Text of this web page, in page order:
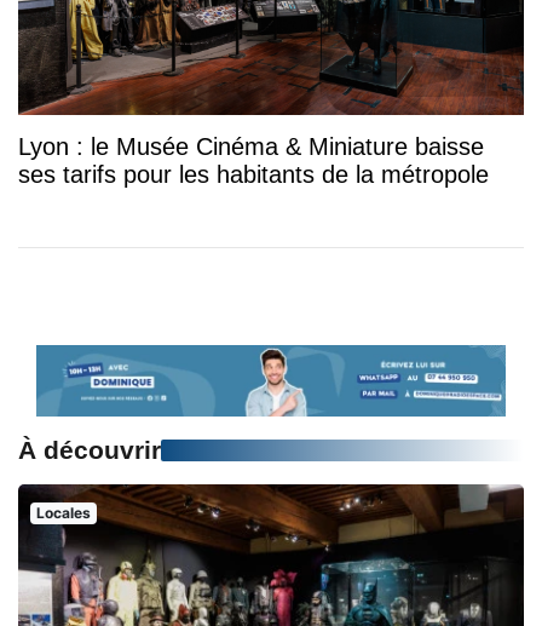
Lyon : le Musée Cinéma & Miniature baisse
ses tarifs pour les habitants de la métropole
À découvrir
Locales